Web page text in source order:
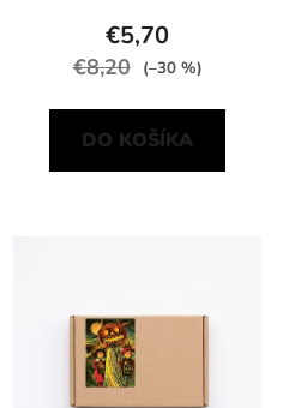
€5,70
€8,20 (–30 %)
DO KOŠÍKA